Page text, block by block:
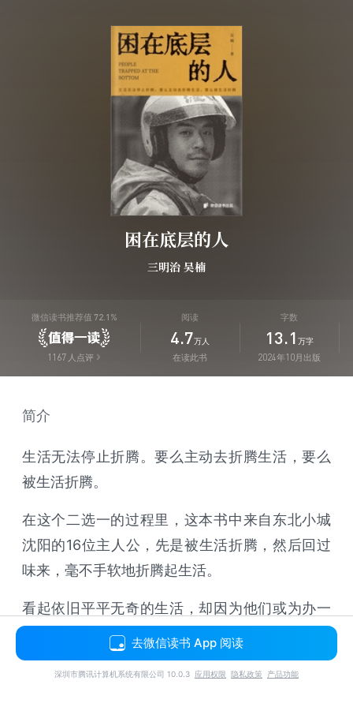
困在底层的人
三明治 吴楠
微信读书推荐值 72.1%
1167 人点评
阅读
4.7万人
在读此书
字数
13.1 万字
2024年10月出版
简介
生活无法停止折腾。要么主动去折腾生活，要么
被生活折腾。
在这个二选一的过程里，这本书中来自东北小城
沈阳的16位主人公，先是被生活折腾，然后回过
味来，毫不手软地折腾起生活。
看起依旧平平无奇的生活，却因为他们或为办一
张信用卡而收留陌生人过夜、或假扮上海人去浙
江求职、或身为00后开始抗癌、或跟抖音学装修
卖网红房、或留学归来失业多时终成了后厨杀鱼
去微信读书 App 阅读
深圳市腾讯计算机系统有限公司 10.0.3 应用权限 隐私政策 产品功能